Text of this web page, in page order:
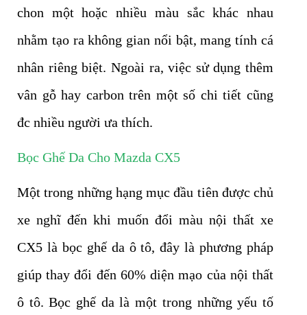
chon một hoặc nhiều màu sắc khác nhau
nhằm tạo ra không gian nổi bật, mang tính cá
nhân riêng biệt. Ngoài ra, việc sử dụng thêm
vân gỗ hay carbon trên một số chi tiết cũng
đc nhiều người ưa thích.
Bọc Ghế Da Cho Mazda CX5
Một trong những hạng mục đầu tiên được chủ
xe nghĩ đến khi muốn đổi màu nội thất xe
CX5 là bọc ghế da ô tô, đây là phương pháp
giúp thay đổi đến 60% diện mạo của nội thất
ô tô. Bọc ghế da là một trong những yếu tố